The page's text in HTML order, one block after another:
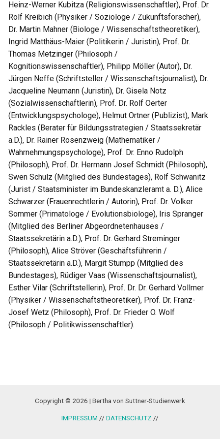
Heinz-Werner Kubitza (Religionswissenschaftler), Prof. Dr.
Rolf Kreibich (Physiker / Soziologe / Zukunftsforscher),
Dr. Martin Mahner (Biologe / Wissenschaftstheoretiker),
Ingrid Matthäus-Maier (Politikerin / Juristin), Prof. Dr.
Thomas Metzinger (Philosoph /
Kognitionswissenschaftler), Philipp Möller (Autor), Dr.
Jürgen Neffe (Schriftsteller / Wissenschaftsjournalist), Dr.
Jacqueline Neumann (Juristin), Dr. Gisela Notz
(Sozialwissenschaftlerin), Prof. Dr. Rolf Oerter
(Entwicklungspsychologe), Helmut Ortner (Publizist), Mark
Rackles (Berater für Bildungsstrategien / Staatssekretär
a.D.), Dr. Rainer Rosenzweig (Mathematiker /
Wahrnehmungspsychologe), Prof. Dr. Enno Rudolph
(Philosoph), Prof. Dr. Hermann Josef Schmidt (Philosoph),
Swen Schulz (Mitglied des Bundestages), Rolf Schwanitz
(Jurist / Staatsminister im Bundeskanzleramt a. D.), Alice
Schwarzer (Frauenrechtlerin / Autorin), Prof. Dr. Volker
Sommer (Primatologe / Evolutionsbiologe), Iris Spranger
(Mitglied des Berliner Abgeordnetenhauses /
Staatssekretärin a.D.), Prof. Dr. Gerhard Streminger
(Philosoph), Alice Ströver (Geschäftsführerin /
Staatssekretärin a.D.), Margit Stumpp (Mitglied des
Bundestages), Rüdiger Vaas (Wissenschaftsjournalist),
Esther Vilar (Schriftstellerin), Prof. Dr. Dr. Gerhard Vollmer
(Physiker / Wissenschaftstheoretiker), Prof. Dr. Franz-
Josef Wetz (Philosoph), Prof. Dr. Frieder O. Wolf
(Philosoph / Politikwissenschaftler).
Copyright © 2026 | Bertha von Suttner-Studienwerk
IMPRESSUM // DATENSCHUTZ //